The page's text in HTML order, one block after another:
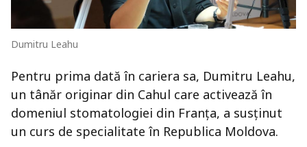
Dumitru Leahu
Pentru prima dată în cariera sa, Dumitru Leahu,
un tânăr originar din Cahul care activează în
domeniul stomatologiei din Franța, a susținut
un curs de specialitate în Republica Moldova.